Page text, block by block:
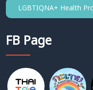
LGBTIQNA+ Health
FB Page